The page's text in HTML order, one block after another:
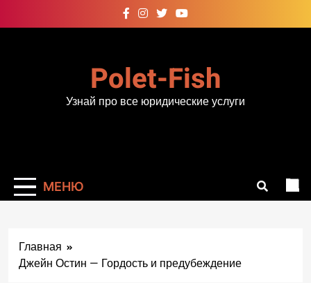
к
Polet-Fish
Узнай про все юридические услуги
МЕНЮ
Главная
Джейн Остин — Гордость и предубеждение